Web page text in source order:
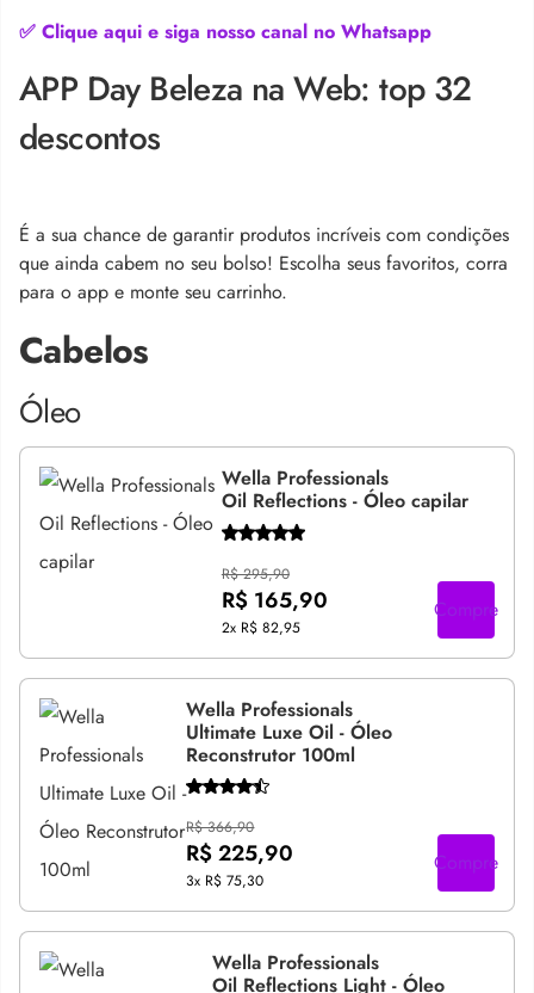
✅ Clique aqui e siga nosso canal no Whatsapp
APP Day Beleza na Web: top 32
descontos
É a sua chance de garantir produtos incríveis com condições
que ainda cabem no seu bolso! Escolha seus favoritos, corra
para o app e monte seu carrinho.
Cabelos
Óleo
Wella Professionals
Oil Reflections - Óleo capilar
R$ 295,90
R$ 165,90
2x R$ 82,95
Compre
Wella Professionals
Ultimate Luxe Oil - Óleo
Reconstrutor 100ml
R$ 366,90
R$ 225,90
3x R$ 75,30
Compre
Wella Professionals
Oil Reflections Light - Óleo